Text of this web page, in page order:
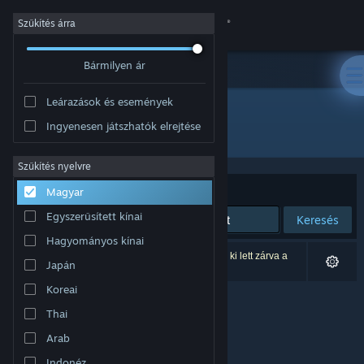
Bejelentkezés
Névjegy
Támogatás
Nyelvváltás
A Steam mobilalkalmazás beszerzése
Asztali weboldalra váltás
Szűkítés árra
Bármilyen ár
Leárazások és események
Ingyenesen játszhatók elrejtése
Szűkítés nyelvre
Magyar
Egyszerűsített kínai
Hagyományos kínai
Japán
Koreai
Thai
Arab
Fejlesztő: ZGGame
Rendezés Relevancia
Keresés
0 eredmény felel meg a keresésednek. 2 termék ki lett zárva a
beállításaid alapján.